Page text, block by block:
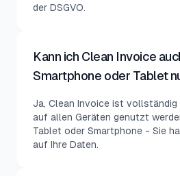
der DSGVO.
Kann ich Clean Invoice
Smartphone oder Tablet
Ja, Clean Invoice ist vollständig
auf allen Geräten genutzt
Tablet oder Smartphone - Sie
auf Ihre Daten.